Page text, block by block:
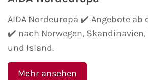
AIDA Nordeuropa ✔️ Angebote ab
✔️ nach Norwegen,
und Island.
Mehr ansehen